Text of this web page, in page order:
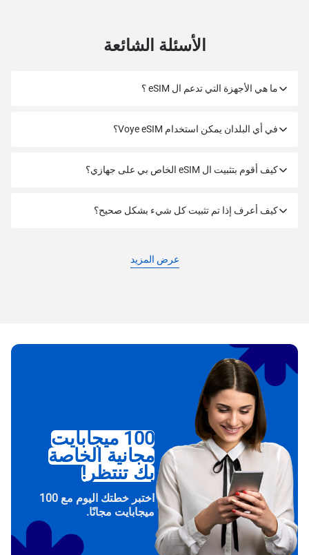
الأسئلة الشائعة
ما هي الأجهزة التي تدعم ال eSIM ؟
في أي البلدان يمكن استخدام Voye eSIM؟
كيف أقوم بتثبيت ال eSIM الخاص بي على جهازي؟
كيف أعرف إذا تم تثبيت كل شيء بشكل صحيح؟
عرض المزيد
100 ميجابايت
مجانية الخاصة
بك تنتظر!
اختبر خطتك اليوم مع 100
ميجابايت مجانًا.